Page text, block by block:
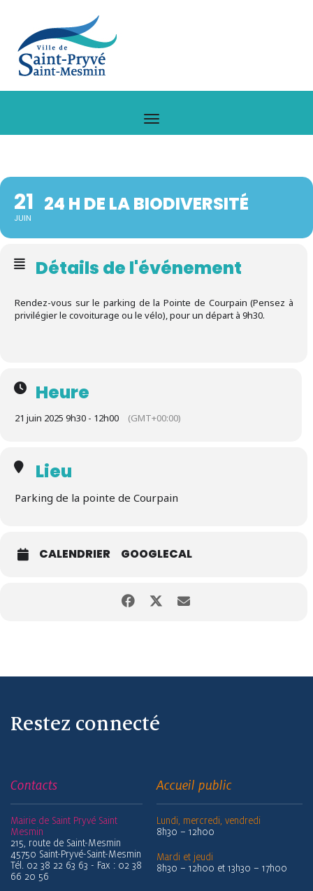
21
JUIN
24 H DE LA BIODIVERSITÉ
Détails de l'événement
Rendez-vous sur le parking de la Pointe de Courpain (Pensez à
privilégier le covoiturage ou le vélo), pour un départ à 9h30.
Heure
21 juin 2025 9h30 - 12h00 (GMT+00:00)
Lieu
Parking de la pointe de Courpain
CALENDRIER GOOGLECAL
Restez connecté
Contacts
Mairie de Saint Pryvé Saint
Mesmin
215, route de Saint-Mesmin
45750 Saint-Pryvé-Saint-Mesmin
Tél. 02 38 22 63 63 - Fax : 02 38
66 20 56
Accueil public
Lundi, mercredi, vendredi
8h30 – 12h00
Mardi et jeudi
8h30 – 12h00 et 13h30 – 17h00